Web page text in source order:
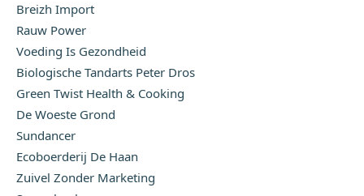
Breizh Import
Rauw Power
Voeding Is Gezondheid
Biologische Tandarts Peter Dros
Green Twist Health & Cooking
De Woeste Grond
Sundancer
Ecoboerderij De Haan
Zuivel Zonder Marketing